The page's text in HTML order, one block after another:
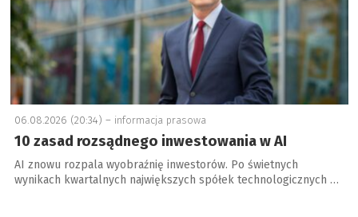
06.08.2026 (20:34) – informacja prasowa
10 zasad rozsądnego inwestowania w AI
AI znowu rozpala wyobraźnię inwestorów. Po świetnych
wynikach kwartalnych największych spółek technologicznych …